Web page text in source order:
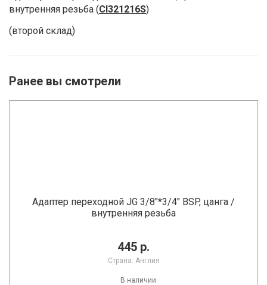
внутренняя резьба (CI321216S)
(второй склад)
Ранее вы смотрели
Адаптер переходной JG 3/8"*3/4" BSP, цанга /
внутренняя резьба
445 р.
Страна: Англия
В наличии